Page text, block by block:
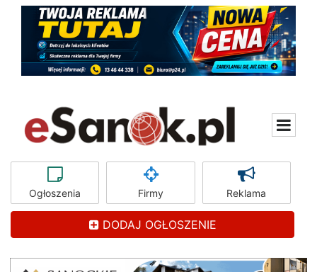
Ogłoszenia Firmy Reklama
DODAJ OGŁOSZENIE